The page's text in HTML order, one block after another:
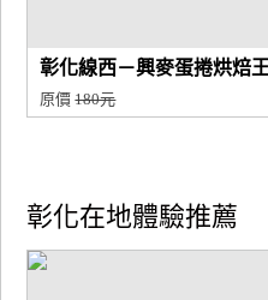
彰化線西－興麥蛋捲烘焙
原價180元
彰化在地體驗推薦